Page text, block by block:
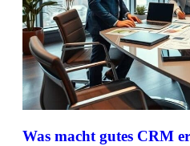
Was macht gutes CRM